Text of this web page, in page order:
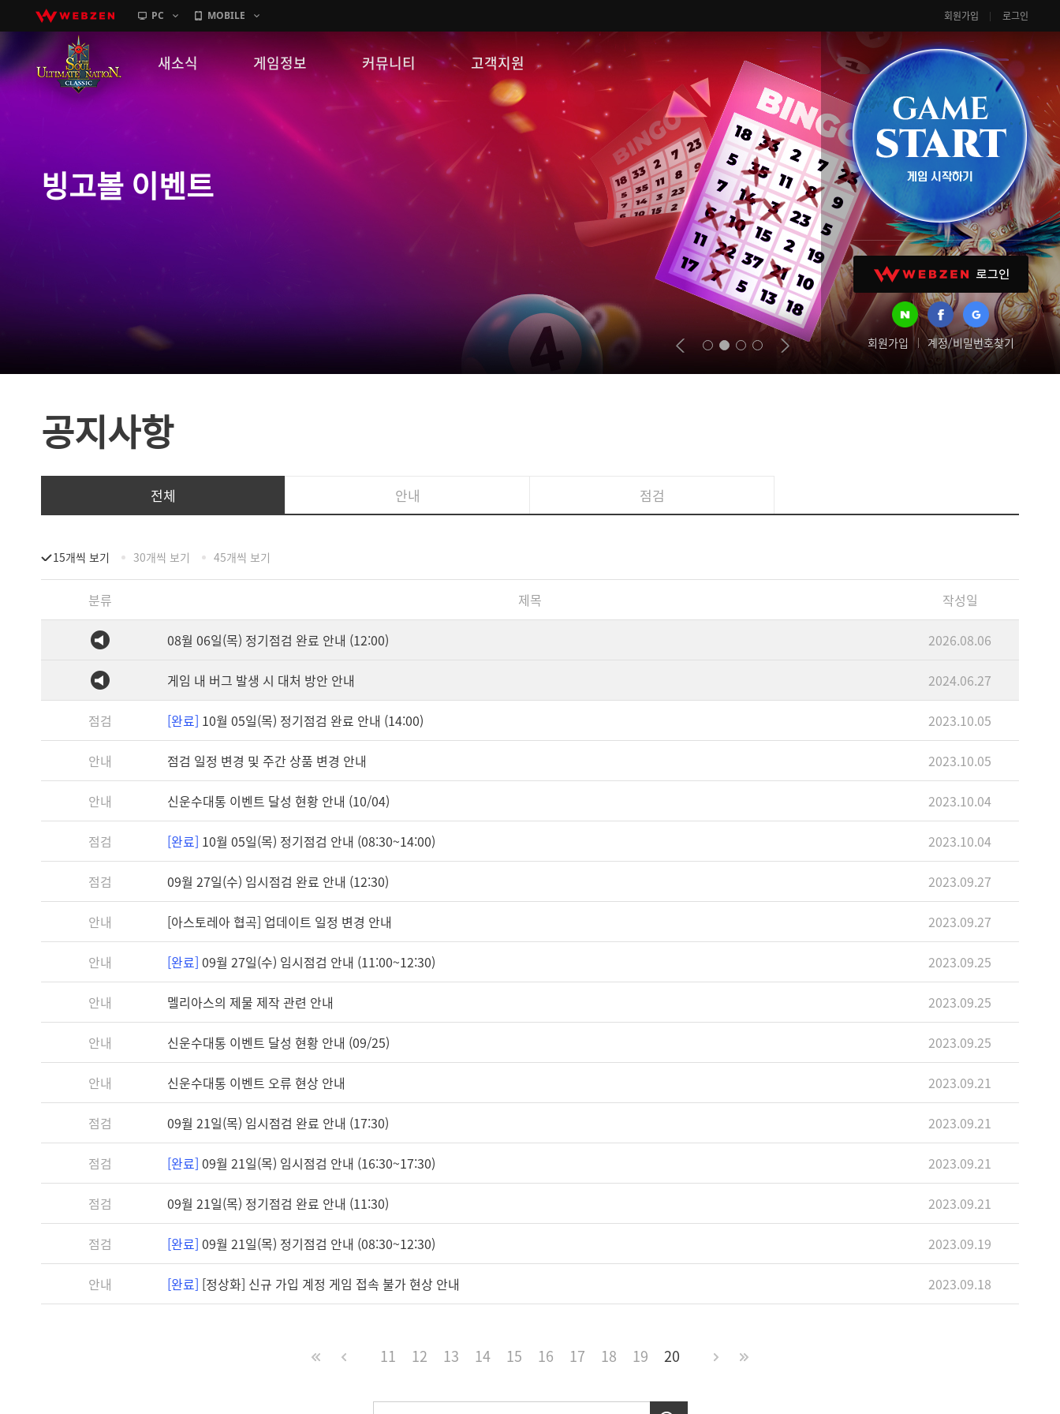
PC MOBILE 회원가입 로그인
회원가입 계정/비밀번호찾기
새소식
GM노트
이벤트
게임정보
세계관
캐릭터소개
커뮤니티
자유게시판
이미지게시판
공략 게시판
고객지원
FAQ
쿠폰등록
빙고볼 이벤트
공지사항
전체 안내 점검
15개씩 보기 30개씩 보기 45개씩 보기
분류 제목 작성일
08월 06일(목) 정기점검 완료 안내 (12:00) 2026.08.06
게임 내 버그 발생 시 대처 방안 안내 2024.06.27
점검 [완료] 10월 05일(목) 정기점검 완료 안내 (14:00) 2023.10.05
안내 점검 일정 변경 및 주간 상품 변경 안내 2023.10.05
안내 신운수대통 이벤트 달성 현황 안내 (10/04) 2023.10.04
점검 [완료] 10월 05일(목) 정기점검 안내 (08:30~14:00) 2023.10.04
점검 09월 27일(수) 임시점검 완료 안내 (12:30) 2023.09.27
안내 [아스토레아 협곡] 업데이트 일정 변경 안내 2023.09.27
안내 [완료] 09월 27일(수) 임시점검 안내 (11:00~12:30) 2023.09.25
안내 멜리아스의 제물 제작 관련 안내 2023.09.25
안내 신운수대통 이벤트 달성 현황 안내 (09/25) 2023.09.25
안내 신운수대통 이벤트 오류 현상 안내 2023.09.21
점검 09월 21일(목) 임시점검 완료 안내 (17:30) 2023.09.21
점검 [완료] 09월 21일(목) 임시점검 안내 (16:30~17:30) 2023.09.21
점검 09월 21일(목) 정기점검 완료 안내 (11:30) 2023.09.21
점검 [완료] 09월 21일(목) 정기점검 안내 (08:30~12:30) 2023.09.19
안내 [완료] [정상화] 신규 가입 계정 게임 접속 불가 현상 안내 2023.09.18
11 12 13 14 15 16 17 18 19 20